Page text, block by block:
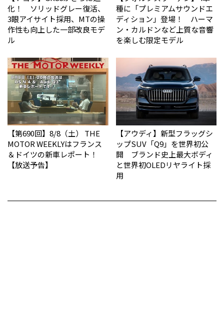
化！ ソリッドグレー復活、
3眼アイサイト採用、MTの操
作性も向上した一部改良モデ
ル
種に「プレミアムサウンドエ
ディション」登場！ ハーマ
ン・カルドンなど上質な音響
を楽しむ限定モデル
【第690回】8/8（土） THE
MOTOR WEEKLYはフランス
＆ドイツの新車レポート！
【放送予告】
【アウディ】新型フラッグシ
ップSUV「Q9」を世界初公
開 ブランド史上最大ボディ
と世界初OLEDリヤライト採
用